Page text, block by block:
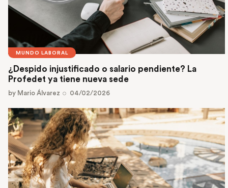
MUNDO LABORAL
¿Despido injustificado o salario pendiente? La
Profedet ya tiene nueva sede
by Mario Álvarez 04/02/2026